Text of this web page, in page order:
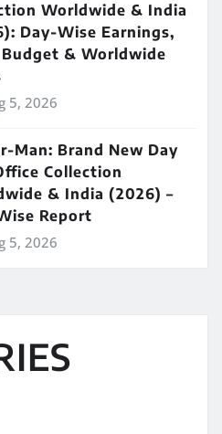
Worldwide & India
Day-Wise Earnings,
Budget & Worldwide
5, 2026
Man: Brand New Day
Collection
& India (2026) –
Report
5, 2026